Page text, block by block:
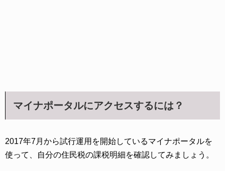
マイナポータルにアクセスするには？
2017年7月から試行運用を開始しているマイナポータルを
使って、自分の住民税の課税明細を確認してみましょう。